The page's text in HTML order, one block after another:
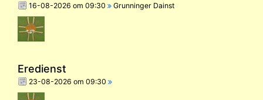
16-08-2026 om 09:30 Grunninger Dainst
Eredienst
23-08-2026 om 09:30